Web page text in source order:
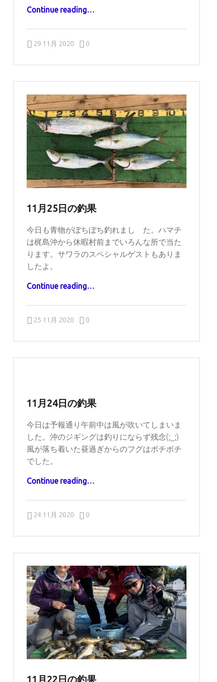
Continue reading“11月29日の釣果”
…
29 11月 2020
captains Comments:0
11月25日の釣果
今日も青物がぼちぼち釣れまし た。ハマチ
は梶島沖から休暇村前までいろんな所で当た
ります。サワラのスペシャルゲストもありま
したよ。
Continue reading“11月25日の釣果”
…
25 11月 2020
captains Comments:0
11月24日の釣果
今日は予報通り午前中は風が吹いてしまいま
した。沖のジギングは釣りにならず残念(;_;)
風が落ち着いた昼過ぎからのフグはボチボチ
でした。
Continue reading“11月24日の釣果”
…
24 11月 2020
captains Comments:0
11月22日の釣果